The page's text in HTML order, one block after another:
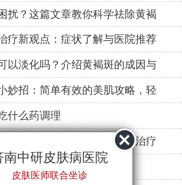
扰？这篇文章教你科学祛除黄褐
疗新观点：症状了解与医院推荐
以淡化吗？介绍黄褐斑的成因与
妙招：简单有效的美肌攻略，轻
什么药调理
斑医院排行榜：专业推荐与治疗
？介绍皮肤上的“岁月印记”
南中研皮肤病医院
皮肤医师联合坐诊